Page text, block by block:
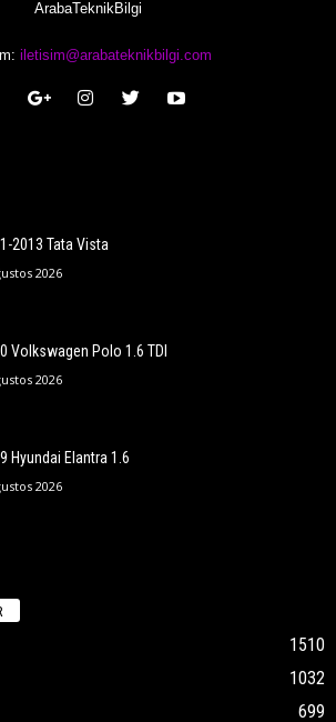
ArabaTeknikBilgi
iletisim@arabateknikbilgi.com
2013 Tata Vista
2026
Volkswagen Polo 1.6 TDI
2026
Hyundai Elantra 1.6
2026
1510
1032
699